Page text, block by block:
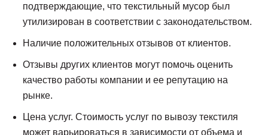
подтверждающие, что текстильный мусор был
утилизирован в соответствии с законодательством.
Наличие положительных отзывов от клиентов.
Отзывы других клиентов могут помочь оценить
качество работы компании и ее репутацию на
рынке.
Цена услуг. Стоимость услуг по вывозу текстиля
может варьироваться в зависимости от объема и